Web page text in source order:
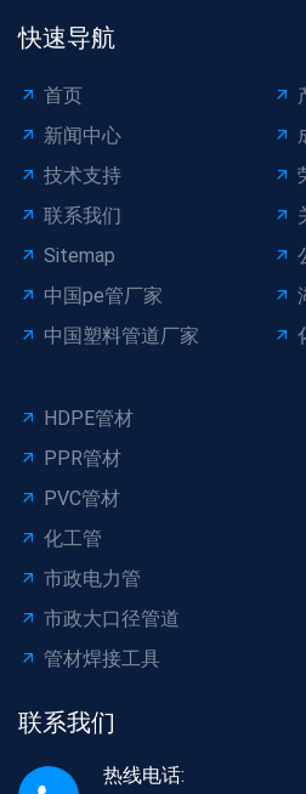
快速导航
首页
新闻中心
技术支持
联系我们
Sitemap
中国pe管厂家
中国塑料管道厂家
HDPE管材
PPR管材
PVC管材
化工管
市政电力管
市政大口径管道
管材焊接工具
联系我们
热线电话: